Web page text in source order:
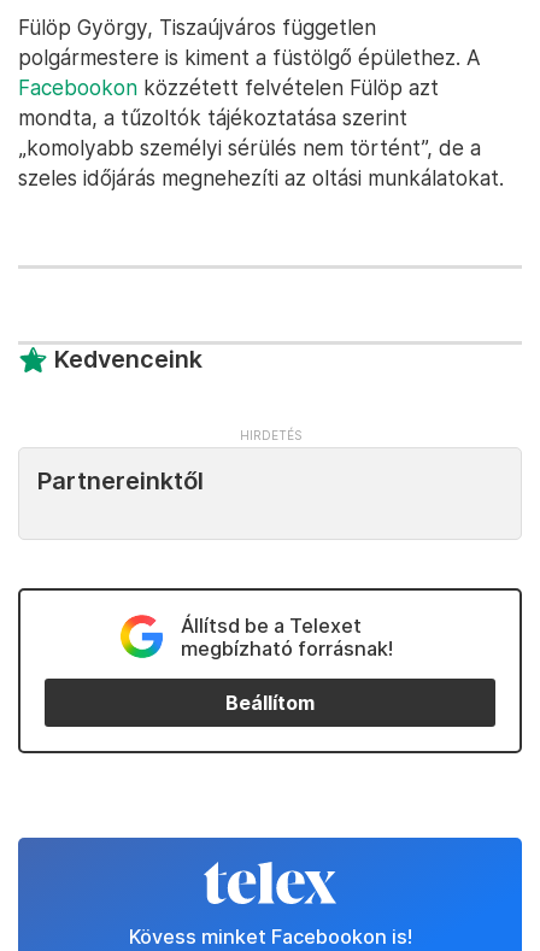
Fülöp György, Tiszaújváros független
polgármestere is kiment a füstölgő épülethez. A
Facebookon közzétett felvételen Fülöp azt
mondta, a tűzoltók tájékoztatása szerint
„komolyabb személyi sérülés nem történt”, de a
szeles időjárás megnehezíti az oltási munkálatokat.
Kedvenceink
Partnereinktől
Állítsd be a Telexet
megbízható forrásnak!
Beállítom
Kövess minket Facebookon is!